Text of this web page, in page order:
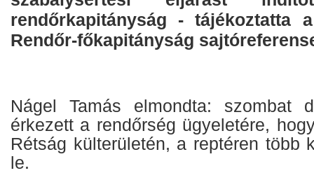
rendőrkapitányság - tájékoztatta
Rendőr-főkapitányság
Nágel Tamás elmondta: szombat
érkezett a rendőrség ügyeletére,
Rétság külterületén, a reptéren több
le.